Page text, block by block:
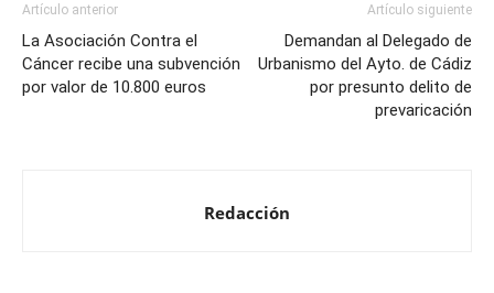
Artículo anterior
La Asociación Contra el
Cáncer recibe una subvención
por valor de 10.800 euros
Artículo siguiente
Demandan al Delegado de
Urbanismo del Ayto. de Cádiz
por presunto delito de
prevaricación
Redacción